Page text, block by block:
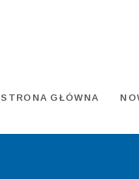
STRONA GŁÓWNA